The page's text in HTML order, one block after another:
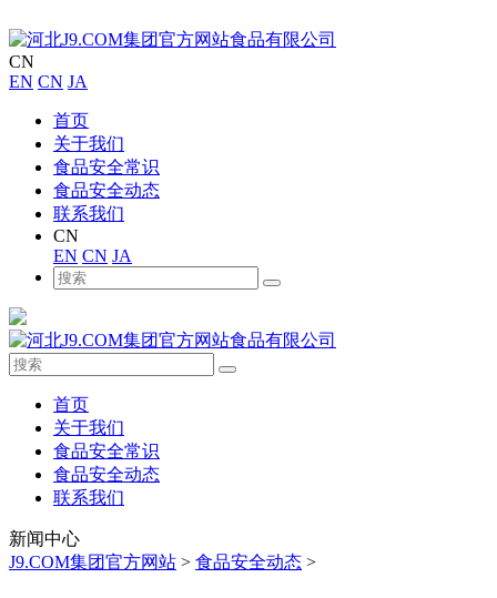
CN
EN CN JA
首页
关于我们
食品安全常识
食品安全动态
联系我们
CN
EN CN JA
首页
关于我们
食品安全常识
食品安全动态
联系我们
新闻中心
J9.COM集团官方网站 > 食品安全动态 >